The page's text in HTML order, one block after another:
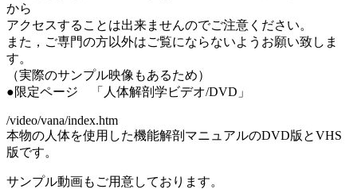
から
アクセスすることは出来ませんのでご注意ください。
また，ご専門の方以外はご覧にならないようお願い致しま
す。
（実際のサンプル映像もあるため）
●限定ページ 「人体解剖学ビデオ/DVD」
/video/vana/index.htm
本物の人体を使用した機能解剖マニュアルのDVD版とVHS
版です。
サンプル動画もご用意しております。